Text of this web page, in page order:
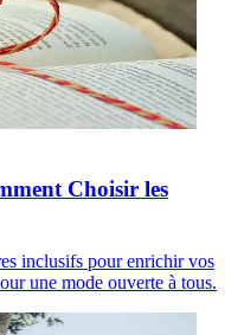
Choisir les
inclusifs pour enrichir vos
une mode ouverte à tous.